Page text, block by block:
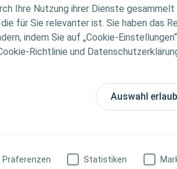
Ihre Nutzung ihrer Dienste gesammelt
für Sie relevanter ist. Sie haben das
indem Sie auf „Cookie-
Richtlinie und
Auswahl
Präferenzen Statistiken
medizinischen Rat. Die
liegt beim medizinischen
zu den vorgestellten Produkten,